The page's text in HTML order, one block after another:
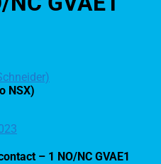
NSX)
– 1 NO/NC GVAE1